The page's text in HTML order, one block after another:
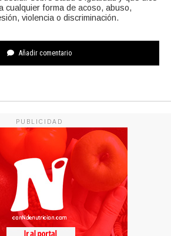
cualquier forma de acoso, abuso,
violencia o discriminación.
Añadir comentario
PUBLICIDAD